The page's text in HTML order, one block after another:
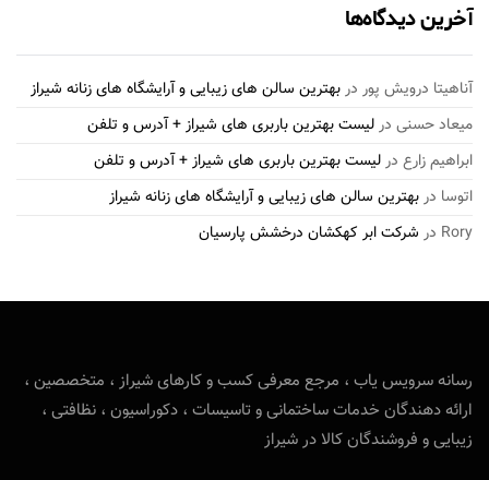
آخرین دیدگاه‌ها
آناهیتا درویش پور دربهترین سالن های زیبایی و آرایشگاه های زنانه شیراز
میعاد حسنی درلیست بهترین باربری های شیراز + آدرس و تلفن
ابراهیم زارع درلیست بهترین باربری های شیراز + آدرس و تلفن
اتوسا دربهترین سالن های زیبایی و آرایشگاه های زنانه شیراز
Rory در شرکت ابر کهکشان درخشش پارسیان
رسانه سرویس یاب ، مرجع معرفی کسب و کارهای شیراز ، متخصصین ،
ارائه دهندگان خدمات ساختمانی و تاسیسات ، دکوراسیون ، نظافتی ،
زیبایی و فروشندگان کالا در شیراز